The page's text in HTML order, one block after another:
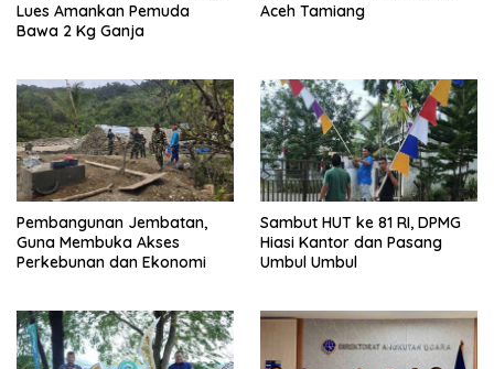
Lues Amankan Pemuda
Bawa 2 Kg Ganja
Aceh Tamiang
Pembangunan Jembatan,
Guna Membuka Akses
Perkebunan dan Ekonomi
Sambut HUT ke 81 RI, DPMG
Hiasi Kantor dan Pasang
Umbul Umbul